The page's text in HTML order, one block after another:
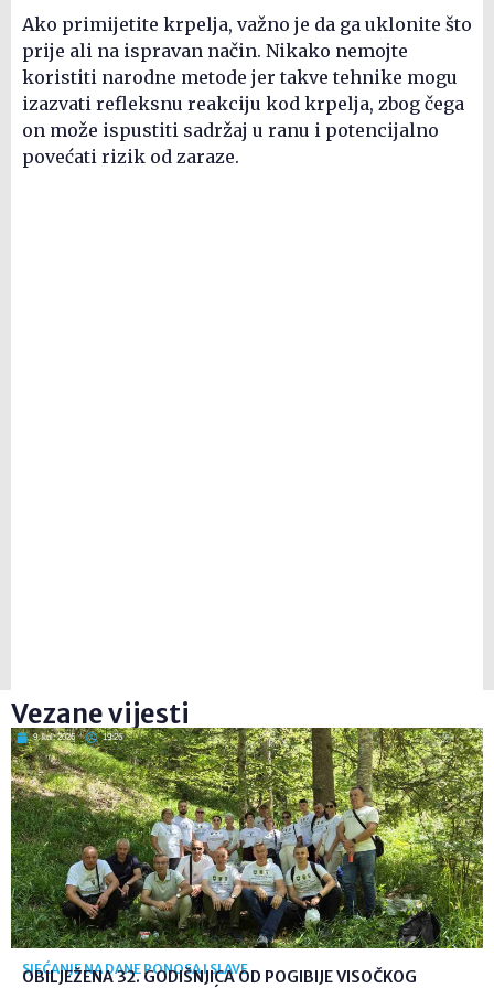
Ako primijetite krpelja, važno je da ga uklonite što
prije ali na ispravan način. Nikako nemojte
koristiti narodne metode jer takve tehnike mogu
izazvati refleksnu reakciju kod krpelja, zbog čega
on može ispustiti sadržaj u ranu i potencijalno
povećati rizik od zaraze.
Vezane vijesti
9. kol. 2026 19:26
SJEĆANJE NA DANE PONOSA I SLAVE
OBILJEŽENA 32. GODIŠNJICA OD POGIBIJE VISOČKOG